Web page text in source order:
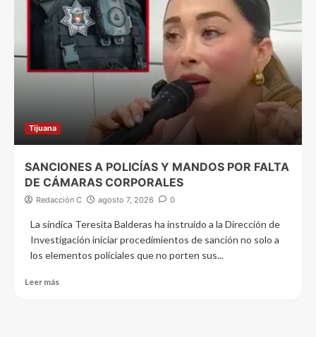
Tijuana
SANCIONES A POLICÍAS Y MANDOS POR FALTA
DE CÁMARAS CORPORALES
Redacción C agosto 7, 2026 0
La síndica Teresita Balderas ha instruido a la Dirección de
Investigación iniciar procedimientos de sanción no solo a
los elementos policiales que no porten sus...
Leer más